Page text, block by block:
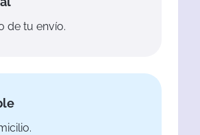
de tu envío.